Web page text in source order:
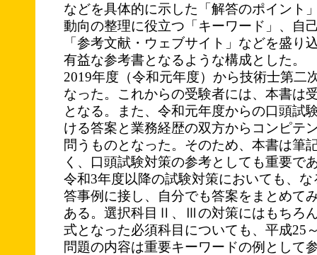
などを具体的に示した「解答のポイント
動向の整理に役立つ「キーワード」、自
「参考文献・ウェブサイト」などを盛り
有益な参考書となるような構成とした。
2019年度（令和元年度）から技術士第二
なった。これからの受験者には、本書は
となる。また、令和元年度からの口頭試
ける答案と業務経歴の双方からコンピテ
問うものとなった。そのため、本書は筆
く、口頭試験対策の参考としても重要で
令和3年度以降の試験対策においても、
答事例に接し、自分でも答案をまとめて
ある。選択科目Ⅱ、Ⅲの対策にはもちろ
式となった必須科目についても、平成25
問題の内容は重要キーワードの例として